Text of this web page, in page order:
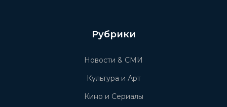
Рубрики
Новости & СМИ
Культура и Арт
Кино и Сериалы